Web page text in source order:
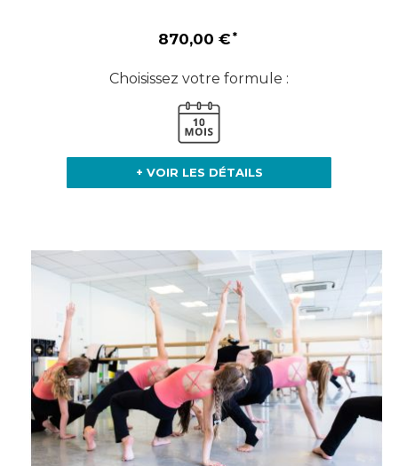
870,00 €
Choisissez votre formule :
+ VOIR LES DÉTAILS